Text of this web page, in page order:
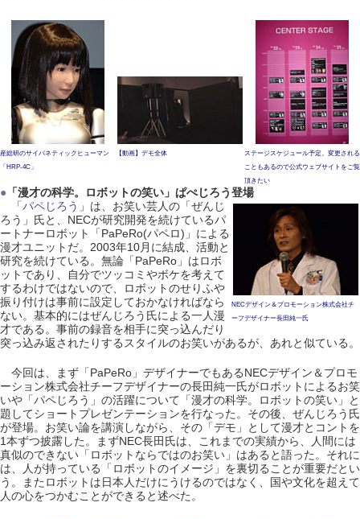
産総研のサイバネティックヒューマン
「HRP-4C」
【動画】デモ全体
ステージスケジュール予定。変更される
こともあるので公式ウェブサイトをご覧
頂きたい
● 「漫才の科学。ロボットの笑い」ぱぺじろう登場
NECデザイン＆プロモーション株式会社チ
ーフデザイナー長田純一氏
「パペじろう 」は、お笑い芸人の「ぜんじ
ろう」氏と、NECが研究開発を続けているパ
ートナーロボット「PaPeRo(パペロ)」による
漫才ユニットだ。2003年10月に結成、活動と
研究を続けている。無論「PaPeRo」はロボ
ットであり、自分でツッコミやボケを考えて
するわけではないので、ロボットのせりふや
振り付けは事前に設定しておかなければなら
ない。基本的にはぜんじろう氏による一人漫
才である。事前の録音を相手に突っ込んだり
突っ込み返されたりするスタイルのお笑いがあるが、あれと似ている。
今回は、まず「PaPeRo」デザイナーでもあるNECデザイン＆プロモ
ーション株式会社チーフデザイナーの長田純一氏がロボットによるお笑
いや「パペじろう」の活躍について「漫才の科学。ロボットの笑い」と
題してショートプレゼンテーションを行なった。その後、ぜんじろう氏
が登場。お笑い論を講演しながら、その「デモ」として漫才とコントを
1本ずつ披露した。まずNEC長田氏は、これまでの実績から、人間には
真似のできない「ロボットならではのお笑い」はあると語った。それに
は、人が持っている「ロボットのイメージ」を裏切ることが重要だとい
う。またロボットは日本人だけにうけるのではなく、国や文化を超えて
人の心をつかむことができると述べた。